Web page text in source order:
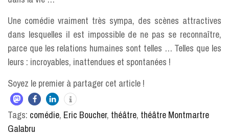
Une comédie vraiment très sympa, des scènes attractives
dans lesquelles il est impossible de ne pas se reconnaître,
parce que les relations humaines sont telles … Telles que les
leurs : incroyables, inattendues et spontanées !
Soyez le premier à partager cet article !
Tags: comédie, Eric Boucher, théâtre, théâtre Montmartre
Galabru